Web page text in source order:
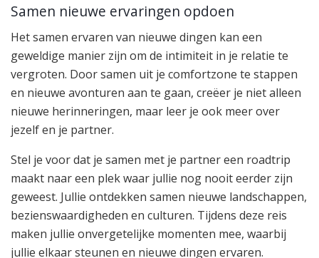
Samen nieuwe ervaringen opdoen
Het samen ervaren van nieuwe dingen kan een
geweldige manier zijn om de intimiteit in je relatie te
vergroten. Door samen uit je comfortzone te stappen
en nieuwe avonturen aan te gaan, creëer je niet alleen
nieuwe herinneringen, maar leer je ook meer over
jezelf en je partner.
Stel je voor dat je samen met je partner een roadtrip
maakt naar een plek waar jullie nog nooit eerder zijn
geweest. Jullie ontdekken samen nieuwe landschappen,
bezienswaardigheden en culturen. Tijdens deze reis
maken jullie onvergetelijke momenten mee, waarbij
jullie elkaar steunen en nieuwe dingen ervaren.